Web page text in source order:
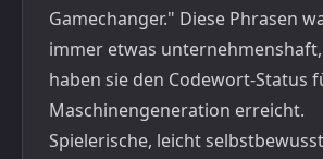
Gamechanger." Diese Phrasen
immer etwas
haben sie den Codewort-Status
Maschinengeneration erreicht.
Spielerische, leicht